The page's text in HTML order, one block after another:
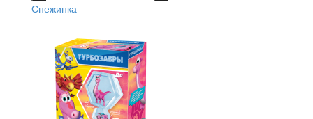
Снежинка